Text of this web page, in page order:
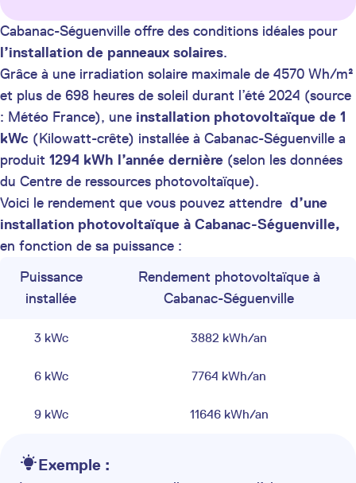
Cabanac-Séguenville offre des conditions idéales pour
l’installation de panneaux solaires.
Grâce à une irradiation solaire maximale de 4570 Wh/m²
et plus de 698 heures de soleil durant l’été 2024 (source
: Météo France), une installation photovoltaïque de 1
kWc (Kilowatt-crête) installée à Cabanac-Séguenville a
produit 1294 kWh l’année dernière (selon les données
du Centre de ressources photovoltaïque).
Voici le rendement que vous pouvez attendre d’une
installation photovoltaïque à Cabanac-Séguenville,
en fonction de sa puissance :
Puissance
installée
Rendement photovoltaïque à
Cabanac-Séguenville
3 kWc 3882 kWh/an
6 kWc 7764 kWh/an
9 kWc 11646 kWh/an
Exemple :